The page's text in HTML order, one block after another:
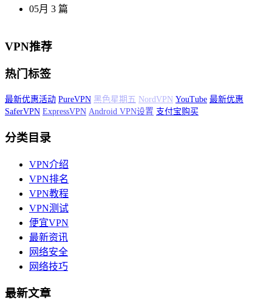
05月 3 篇
VPN推荐
热门标签
最新优惠活动 PureVPN 黑色星期五 NordVPN YouTube 最新优惠
SaferVPN ExpressVPN Android VPN设置 支付宝购买
分类目录
VPN介绍
VPN排名
VPN教程
VPN测试
便宜VPN
最新资讯
网络安全
网络技巧
最新文章